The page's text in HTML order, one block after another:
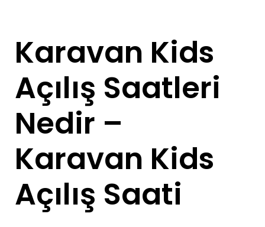
Karavan Kids
Açılış Saatleri
Nedir –
Karavan Kids
Açılış Saati